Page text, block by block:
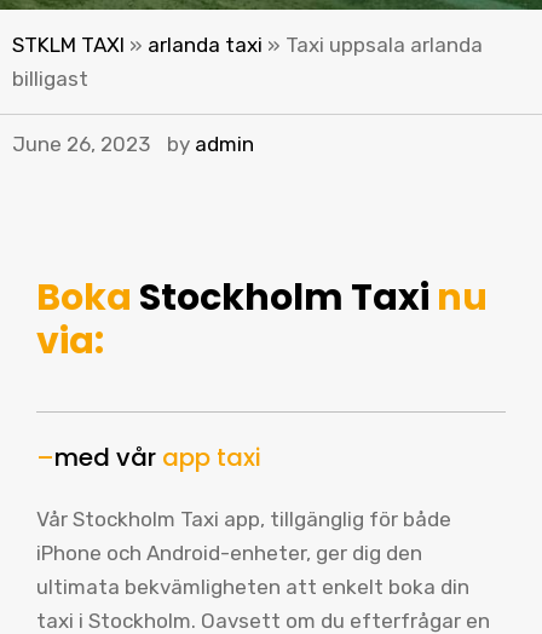
STKLM TAXI » arlanda taxi » Taxi uppsala arlanda
billigast
June 26, 2023 by admin
Boka Stockholm Taxi nu
via:
–med vår app taxi
Vår Stockholm Taxi app, tillgänglig för både
iPhone och Android-enheter, ger dig den
ultimata bekvämligheten att enkelt boka din
taxi i Stockholm. Oavsett om du efterfrågar en